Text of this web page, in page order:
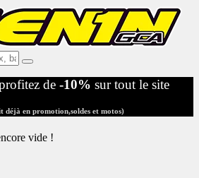
Ex:
Casque,
filtre
air,
Fox,
...
de -10% sur tout le site
déjà en promotion,soldes et motos)
vide !